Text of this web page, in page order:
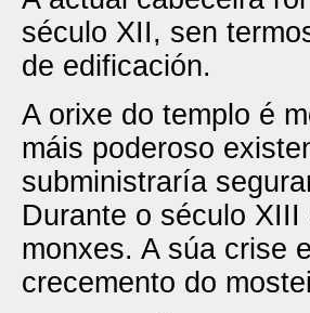
século XII, sen
de edificación.
A orixe do templo é
máis poderoso
subministraría
Durante o século
monxes. A súa crise
crecemento do